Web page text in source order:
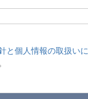
と個人情報の取扱いに